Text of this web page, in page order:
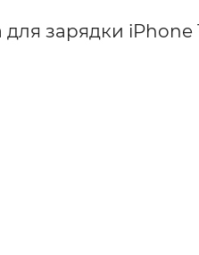
зарядки iPhone